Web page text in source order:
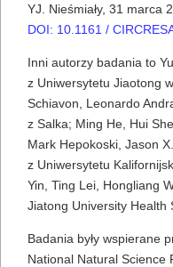
YJ. Nieśmiały, 31 marca
DOI: 10.1161 /
Inni autorzy badania to
z Uniwersytetu Jiaotong
Schiavon, Leonardo
z Salka; Ming He, Hui
Mark Hepokoski, Jason
z Uniwersytetu
Yin, Ting Lei, Hongliang
Jiatong University Health
Badania były wspierane
National Natural Science